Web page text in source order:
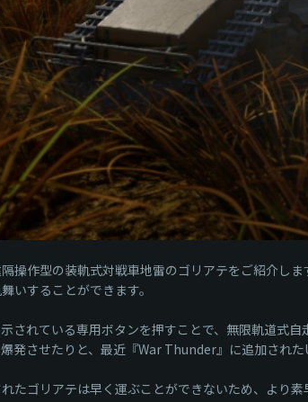
操作型の装軌式対戦車地雷のゴリアテをご紹介し
いすることができます。
されている専用ボタンを押すことで、無限軌道式
発させたりと、最近『War Thunder』に追加され
たゴリアテは早く運ぶことができないため、より